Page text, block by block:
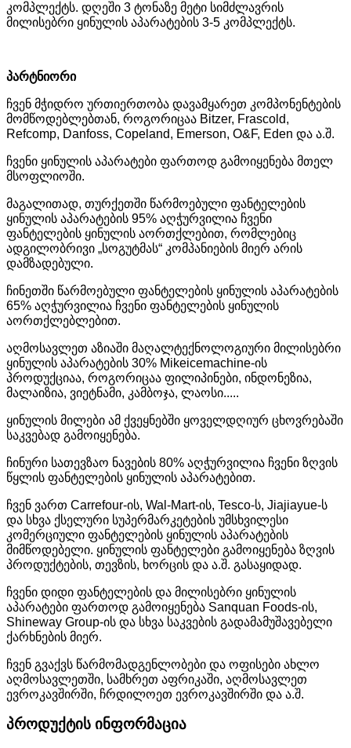
კომპლექტს. დღეში 3 ტონაზე მეტი სიმძლავრის
მილისებრი ყინულის აპარატების 3-5 კომპლექტს.
პარტნიორი
ჩვენ მჭიდრო ურთიერთობა დავამყარეთ კომპონენტების
მომწოდებლებთან, როგორიცაა Bitzer, Frascold,
Refcomp, Danfoss, Copeland, Emerson, O&F, Eden და ა.შ.
ჩვენი ყინულის აპარატები ფართოდ გამოიყენება მთელ
მსოფლიოში.
მაგალითად, თურქეთში წარმოებული ფანტელების
ყინულის აპარატების 95% აღჭურვილია ჩვენი
ფანტელების ყინულის აორთქლებით, რომლებიც
ადგილობრივი „სოგუტმას“ კომპანიების მიერ არის
დამზადებული.
ჩინეთში წარმოებული ფანტელების ყინულის აპარატების
65% აღჭურვილია ჩვენი ფანტელების ყინულის
აორთქლებლებით.
აღმოსავლეთ აზიაში მაღალტექნოლოგიური მილისებრი
ყინულის აპარატების 30% Mikeicemachine-ის
პროდუქციაა, როგორიცაა ფილიპინები, ინდონეზია,
მალაიზია, ვიეტნამი, კამბოჯა, ლაოსი.....
ყინულის მილები ამ ქვეყნებში ყოველდღიურ ცხოვრებაში
საკვებად გამოიყენება.
ჩინური სათევზაო ნავების 80% აღჭურვილია ჩვენი ზღვის
წყლის ფანტელების ყინულის აპარატებით.
ჩვენ ვართ Carrefour-ის, Wal-Mart-ის, Tesco-ს, Jiajiayue-ს
და სხვა ქსელური სუპერმარკეტების უმსხვილესი
კომერციული ფანტელების ყინულის აპარატების
მიმწოდებელი. ყინულის ფანტელები გამოიყენება ზღვის
პროდუქტების, თევზის, ხორცის და ა.შ. გასაყიდად.
ჩვენი დიდი ფანტელების და მილისებრი ყინულის
აპარატები ფართოდ გამოიყენება Sanquan Foods-ის,
Shineway Group-ის და სხვა საკვების გადამამუშავებელი
ქარხნების მიერ.
ჩვენ გვაქვს წარმომადგენლობები და ოფისები ახლო
აღმოსავლეთში, სამხრეთ აფრიკაში, აღმოსავლეთ
ევროკავშირში, ჩრდილოეთ ევროკავშირში და ა.შ.
პროდუქტის ინფორმაცია